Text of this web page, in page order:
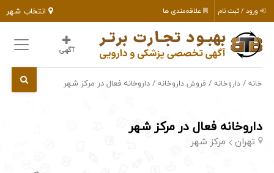
انتخاب شهر ورود / ثبت نام علاقه‌مندی ها
آگهی
خانه /داروخانه / فروش داروخانه / داروخانه فعال در مرکز شهر
داروخانه فعال در مرکز شهر
تهران مرکز شهر